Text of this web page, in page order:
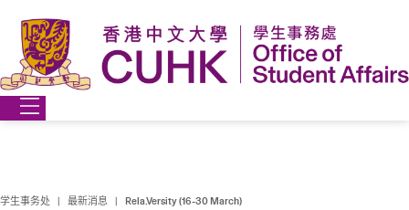
容
学生事务处 | 最新消息 | Rela.Versity (16-30 March)